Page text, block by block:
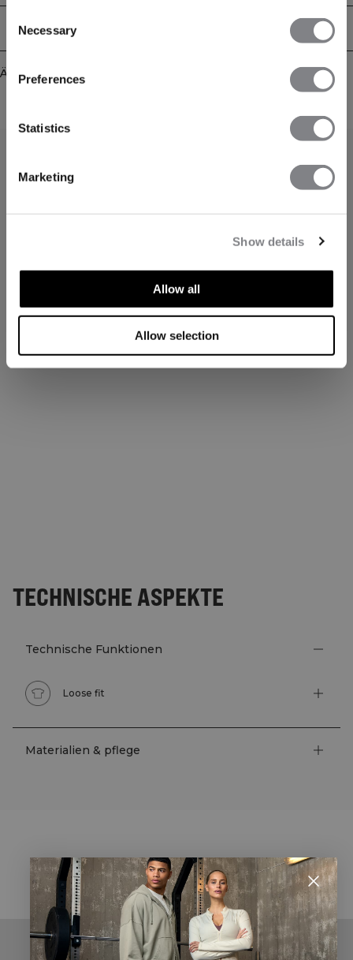
Selection
Necessary
Preferences
Statistics
Marketing
Show details
Allow all
Allow selection
entspannten Wochenenden.
Lieferung & Rückgabe
Ähnliche Produkte
TECHNISCHE ASPEKTE
Technische Funktionen
Loose fit
Materialien & pflege
STYLE WITH